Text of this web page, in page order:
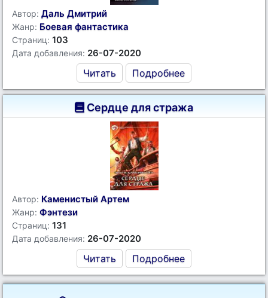
Автор: Даль Дмитрий
Жанр: Боевая фантастика
Страниц: 103
Дата добавления: 26-07-2020
Читать Подробнее
Сердце для стража
Автор: Каменистый Артем
Жанр: Фэнтези
Страниц: 131
Дата добавления: 26-07-2020
Читать Подробнее